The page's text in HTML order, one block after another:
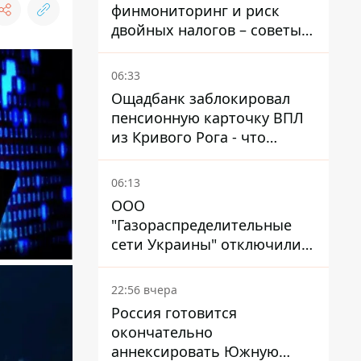
финмониторинг и риск
двойных налогов – советы
украинцам в Польше
06:33
Ощадбанк заблокировал
пенсионную карточку ВПЛ
из Кривого Рога - что
решил суд
06:13
ООО
"Газораспределительные
сети Украины" отключили
львовянке газ - что решил
суд
22:56 вчера
Россия готовится
окончательно
аннексировать Южную